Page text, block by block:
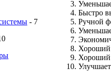
- 7
Быстро
Ручной
Хороший
Хороший